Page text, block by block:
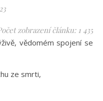
zobrazení článku: 1 435
ze smrti,